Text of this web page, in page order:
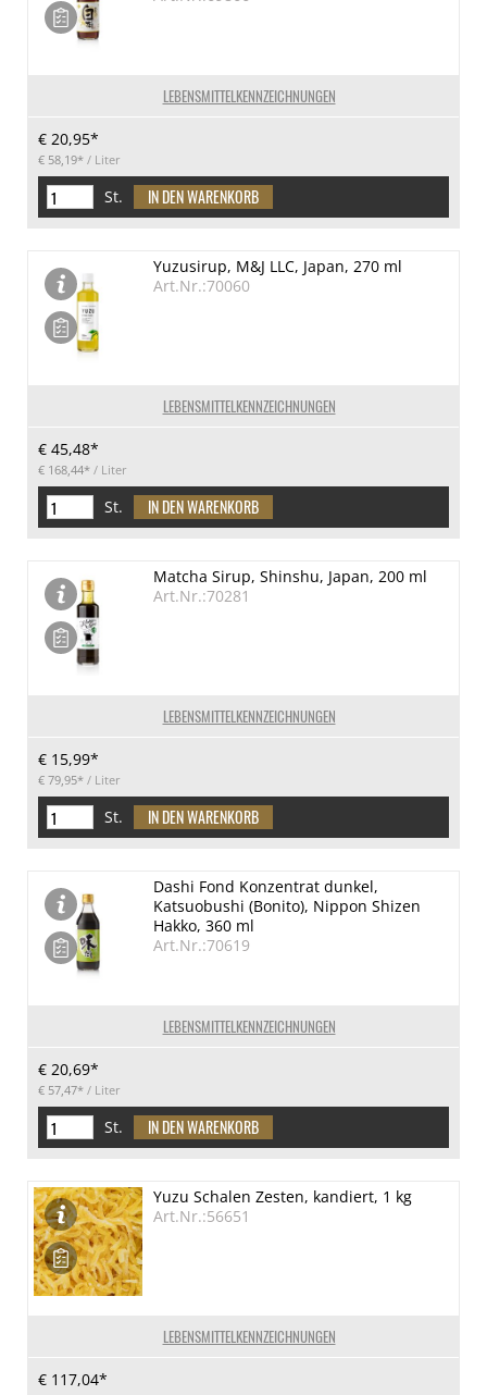
LEBENSMITTELKENNZEICHNUNGEN
€ 20,95*
€ 58,19* / Liter
St.
LEBENSMITTELKENNZEICHNUNGEN
Yuzusirup, M&J LLC, Japan, 270 ml
Art.Nr.:70060
€ 45,48*
€ 168,44* / Liter
St.
LEBENSMITTELKENNZEICHNUNGEN
Matcha Sirup, Shinshu, Japan, 200 ml
Art.Nr.:70281
€ 15,99*
€ 79,95* / Liter
St.
LEBENSMITTELKENNZEICHNUNGEN
Dashi Fond Konzentrat dunkel,
Katsuobushi (Bonito), Nippon Shizen
Hakko, 360 ml
Art.Nr.:70619
€ 20,69*
€ 57,47* / Liter
St.
LEBENSMITTELKENNZEICHNUNGEN
Yuzu Schalen Zesten, kandiert, 1 kg
Art.Nr.:56651
€ 117,04*